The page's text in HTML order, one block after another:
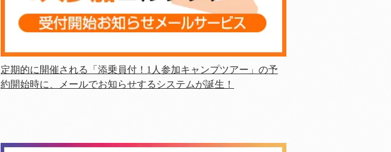
定期的に開催される「添乗員付！1人参加キャンプツアー」の予
約開始時に、メールでお知らせするシステムが誕生！